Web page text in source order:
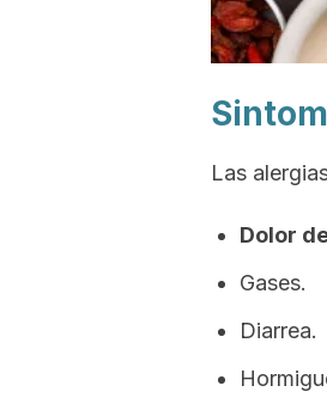
Las
Dolor
Gases.
Diarrea.